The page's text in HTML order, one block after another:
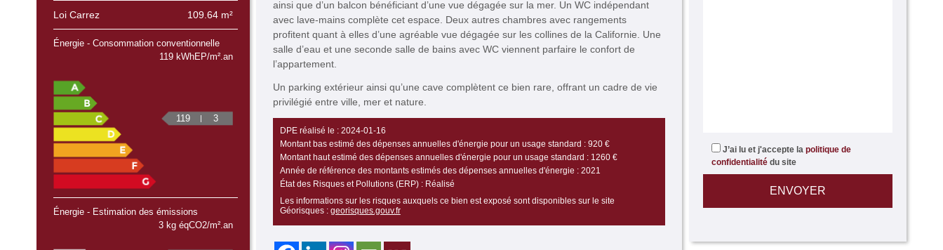
ainsi que d’un balcon bénéficiant d’une vue dégagée sur la mer. Un WC indépendant
avec lave-mains complète cet espace. Deux autres chambres avec rangements
profitent quant à elles d’une agréable vue dégagée sur les collines de la Californie. Une
salle d’eau et une seconde salle de bains avec WC viennent parfaire le confort de
l’appartement.
Un parking extérieur ainsi qu’une cave complètent ce bien rare, offrant un cadre de vie
privilégié entre ville, mer et nature.
DPE réalisé le : 2024-01-16
Montant bas estimé des dépenses annuelles d'énergie pour un usage standard :920 €
Montant haut estimé des dépenses annuelles d'énergie pour un usage standard :1260 €
Année de référence des montants estimés des dépenses annuelles d'énergie :2021
État des Risques et Pollutions (ERP) :Réalisé
Les informations sur les risques auxquels ce bien est exposé sont disponibles sur le site
Géorisques : georisques.gouv.fr
Loi Carrez 109.64 m²
Énergie - Consommation conventionnelle
119 kWhEP/m².an
119 3
Énergie - Estimation des émissions
3 kg éqCO2/m².an
J’ai lu et j'accepte la politique de
confidentialité du site